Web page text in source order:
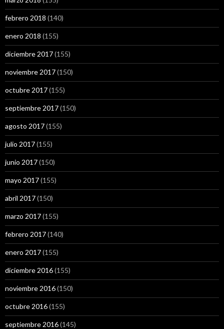
febrero 2018 (140)
enero 2018 (155)
diciembre 2017(155)
noviembre 2017(150)
octubre 2017(155)
septiembre 2017(150)
agosto 2017(155)
julio 2017(155)
junio 2017(150)
mayo 2017(155)
abril 2017(150)
marzo 2017(155)
febrero 2017(140)
enero 2017(155)
diciembre 2016(155)
noviembre 2016(150)
octubre 2016(155)
septiembre 2016(145)